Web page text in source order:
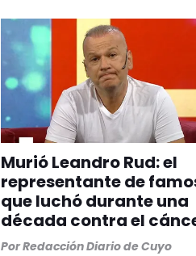
Murió Leandro Rud: el
representante de
que luchó durante una
década contra el
PorRedacción Diario de Cuyo